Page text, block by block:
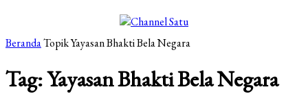
BerandaTopikYayasan Bhakti Bela Negara
Tag: Yayasan Bhakti Bela Negara